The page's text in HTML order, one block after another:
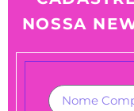
NOSSA